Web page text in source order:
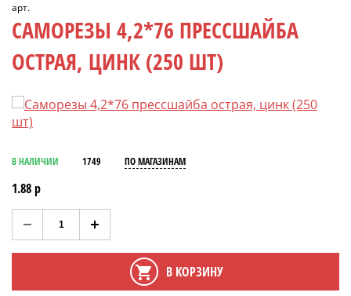
арт.
САМОРЕЗЫ 4,2*76 ПРЕССШАЙБА
ОСТРАЯ, ЦИНК (250 ШТ)
В НАЛИЧИИ 1749 ПО МАГАЗИНАМ
1.88 р
В КОРЗИНУ